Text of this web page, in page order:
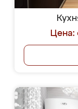
Цена: